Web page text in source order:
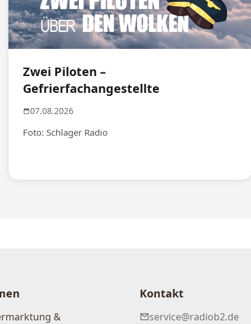
Zwei Piloten –
Gefrierfachangestellte
07.08.2026
Foto: Schlager Radio
&
Kontakt
service@radiob2.de